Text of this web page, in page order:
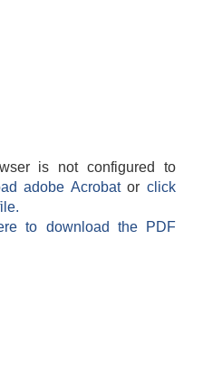
is not configured to
adobe Acrobatorclick
to download the PDF